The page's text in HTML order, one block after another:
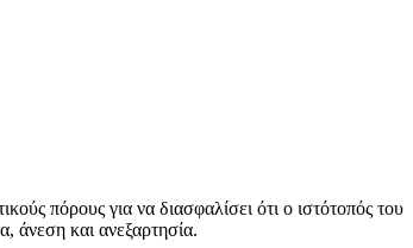
πόρους για να διασφαλίσει ότι ο ιστότοπός του
άνεση και ανεξαρτησία.